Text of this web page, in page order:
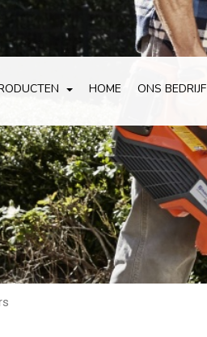
HOME ONS BEDRIJF